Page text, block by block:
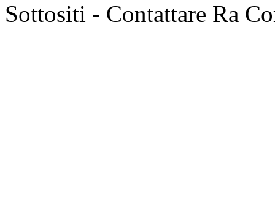
Sottositi - Contattare Ra